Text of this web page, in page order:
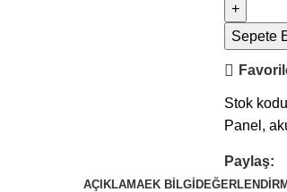
Sepete
Stok
Panel ,
Paylaş:
AÇIKLAMAEK BILGI